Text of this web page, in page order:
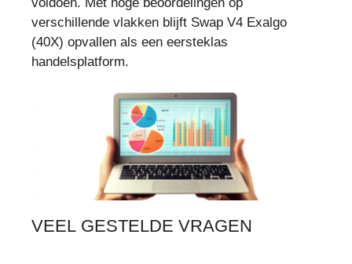
voldoen. Met hoge beoordelingen op
verschillende vlakken blijft Swap V4 Exalgo
(40X) opvallen als een eersteklas
handelsplatform.
VEEL GESTELDE VRAGEN